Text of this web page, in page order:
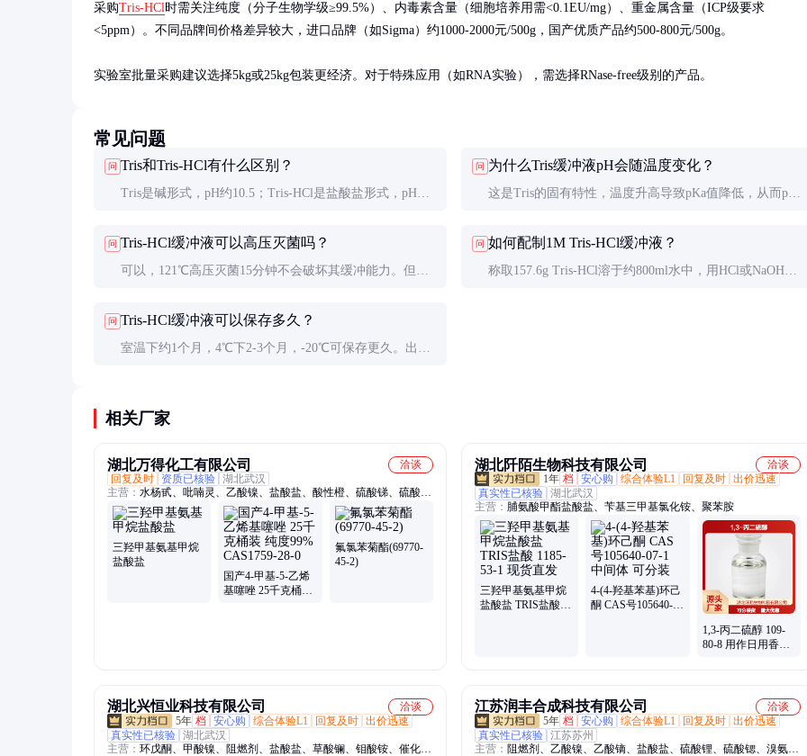
采购Tris-HCl时需关注纯度（分子生物学级≥99.5%）、内毒素含量（细胞培养用需<0.1EU/mg）、重金属含量（ICP级要求
<5ppm）。不同品牌间价格差异较大，进口品牌（如Sigma）约1000-2000元/500g，国产优质产品约500-800元/500g。
实验室批量采购建议选择5kg或25kg包装更经济。对于特殊应用（如RNA实验），需选择RNase-free级别的产品。
常见问题
问 Tris和Tris-HCl有什么区别？
Tris是碱形式，pH约10.5；Tris-HCl是盐酸盐形式，pH约
问 为什么Tris缓冲液pH会随温度变化？
这是Tris的固有特性，温度升高导致pKa值降低，从而pH
问 Tris-HCl缓冲液可以高压灭菌吗？
可以，121℃高压灭菌15分钟不会破坏其缓冲能力。但高
问 如何配制1M Tris-HCl缓冲液？
称取157.6g Tris-HCl溶于约800ml水中，用HCl或NaOH调
问 Tris-HCl缓冲液可以保存多久？
室温下约1个月，4℃下2-3个月，-20℃可保存更久。出现
相关厂家
湖北万得化工有限公司
洽谈
回复及时
资质已核验 湖北武汉
主营： 水杨甙、吡喃灵、乙酸镍、盐酸盐、酸性橙、硫酸锑、硫酸
锂、二乙烯、硫酸锰、075-68-6)、甲醇钙、酸性紫、羟钴胺、敌螨
普、磷酸铵、硫化褐、丙酸铵、中性红、碳酸镍、赖氨酸、柚皮素、
乙氧基、氟苯基、酸性红、羟乙基、白碳黑
三羟甲基氨基甲烷
盐酸盐
国产4-甲基-5-乙烯
基噻唑 25千克桶装
氟氯苯菊酯(69770-
45-2)
湖北阡陌生物科技有限公司
洽谈
1年 档 安心购 综合体验L1 回复及时 出价迅速
真实性已核验 湖北武汉
主营： 脯氨酸甲酯盐酸盐、苄基三甲基氯化铵、聚苯胺
三羟甲基氨基甲烷
盐酸盐 TRIS盐酸
4-(4-羟基苯基)环己
酮 CAS号105640-
1,3-丙二硫醇 109-
80-8 用作日用香精
湖北兴恒业科技有限公司
洽谈
5年 档 安心购 综合体验L1 回复及时 出价迅速
真实性已核验 湖北武汉
主营： 环戊酮、甲酸镍、阻燃剂、盐酸盐、草酸镧、钼酸铵、催化
江苏润丰合成科技有限公司
洽谈
5年 档 安心购 综合体验L1 回复及时 出价迅速
真实性已核验 江苏苏州
主营： 阻燃剂、乙酸镍、乙酸镝、盐酸盐、硫酸锂、硫酸锶、溴氨